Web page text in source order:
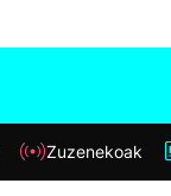
Zuzenekoak